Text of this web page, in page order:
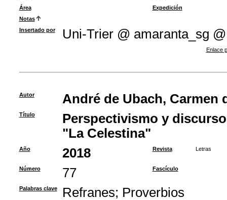
Área
Expedición
Notas
Insertado por
Uni-Trier @ amaranta_sg @
Enlace
Autor André de Ubach, Carmen
Título
Perspectivismo y
"La Celestina"
Año 2018 Revista Letras
Número 77 Fascículo
Palabras clave Refranes; Proverbios